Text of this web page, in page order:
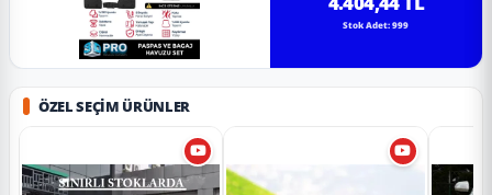
Stok Adet: 999
ÖZEL SEÇIM ÜRÜNLER